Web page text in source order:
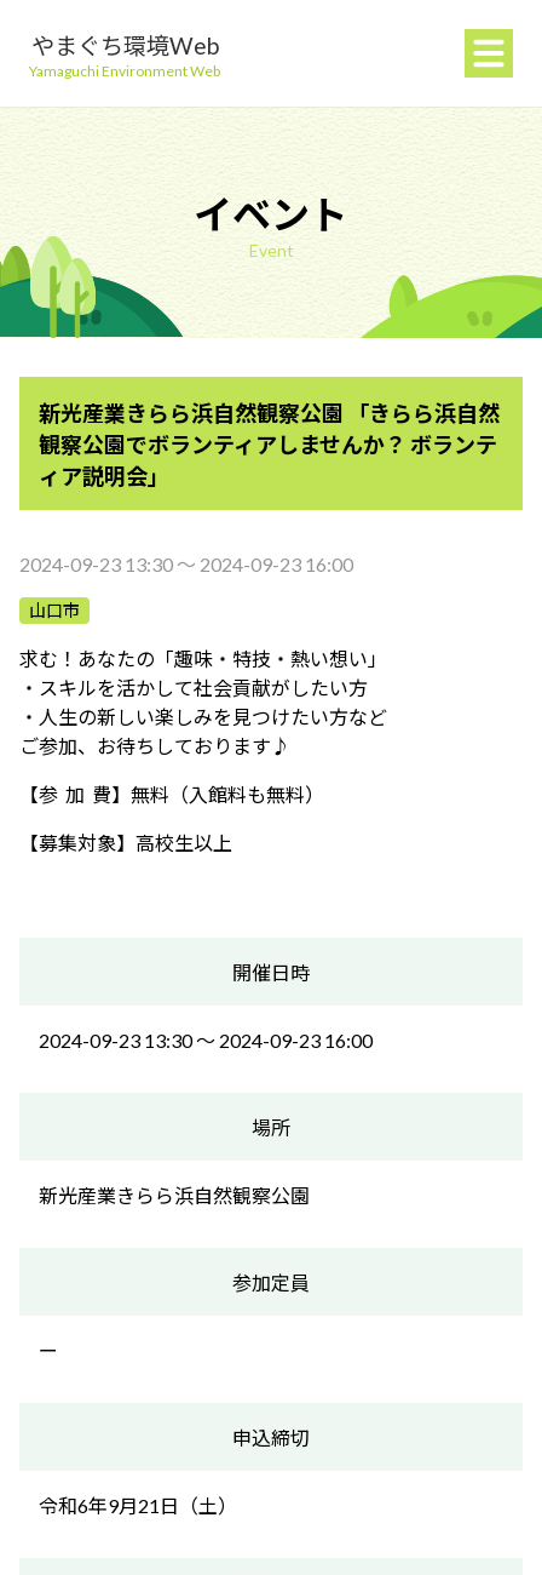
やまぐち環境Web
Yamaguchi Environment Web
地球温暖化を防ぐ
ごみを減らす
自然環境を守る
生活環境を守る（大気・水）
ふれあう・学ぶ
イベント
Event
新光産業きらら浜自然観察公園 「きらら浜自然
観察公園でボランティアしませんか？ ボランテ
ィア説明会」
2024-09-23 13:30 〜 2024-09-23 16:00
山口市
求む！あなたの「趣味・特技・熱い想い」
・スキルを活かして社会貢献がしたい方
・人生の新しい楽しみを見つけたい方など
ご参加、お待ちしております♪
【参 加 費】無料（入館料も無料）
【募集対象】高校生以上
開催日時
2024-09-23 13:30 〜 2024-09-23 16:00
場所
新光産業きらら浜自然観察公園
参加定員
ー
申込締切
令和6年9月21日（土）